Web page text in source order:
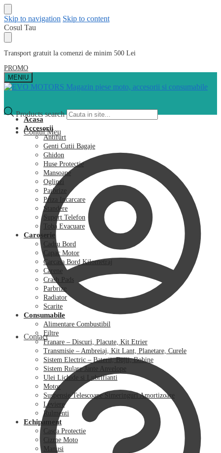
Skip to navigation Skip to content
Cosul Tau
Transport gratuit la comenzi de minim 500 Lei
PROMO
MENIU
Products search
Contul Meu
Contact
Acasa
Accesorii
Antifurt
Genti Cutii Bagaje
Ghidon
Huse Protectie
Mansoane
Oglinzi
Parbrize
Priza Incarcare
Standere
Suport Telefon
Toba Evacuare
Caroserie
Cadru Bord
Capac Motor
Carcasa Bord Kilometraj
Carene
Crash Pads
Parbrize
Radiator
Scarite
Consumabile
Alimentare Combustibil
Filtre
Franare – Discuri, Placute, Kit Etrier
Transmisie – Ambreiaj, Kit Lant, Planetare, Curele
Sistem Electric – Baterii, Bujii, Bobine
Sistem Rulare Jante Anvelope
Ulei Lichide si Lubrifianti
Motor
Suspensie Telescoape Simeringuri Amortizoare
Leviere
Rulmenti
Echipament
Casca Protectie
Cizme Moto
Manusi